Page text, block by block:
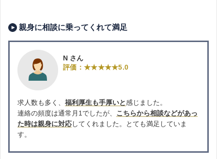
親身に相談に乗ってくれて満足
N さん
評価：★★★★★5.0
求人数も多く、 福利厚生も手厚いと感じました。
連絡の頻度は通常月1でしたが、 こちらから相談などがあっ
た時は親身に対応してくれました。とても満足していま
す。